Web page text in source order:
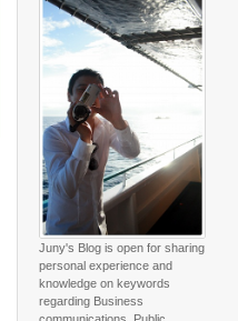
Juny's Blog is open for sharing
personal experience and
knowledge on keywords
regarding Business